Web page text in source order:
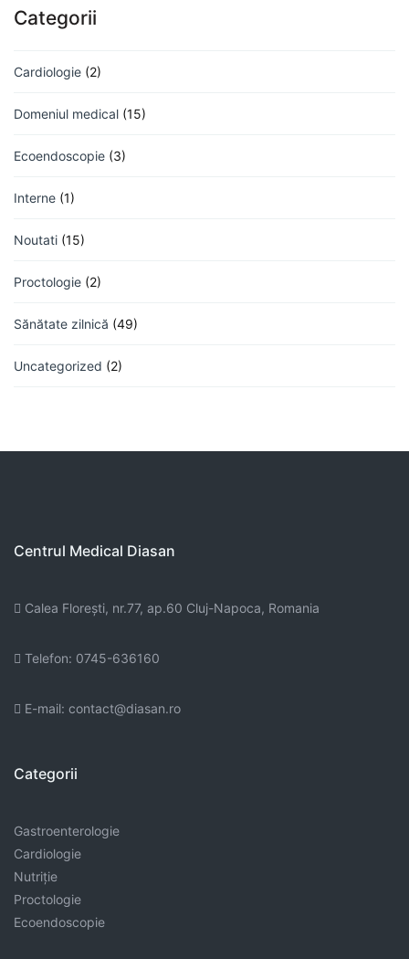
Categorii
Cardiologie (2)
Domeniul medical (15)
Ecoendoscopie (3)
Interne (1)
Noutati (15)
Proctologie (2)
Sănătate zilnică (49)
Uncategorized (2)
Centrul Medical Diasan
Calea Floreşti, nr.77, ap.60 Cluj-Napoca, Romania
Telefon: 0745-636160
E-mail: contact@diasan.ro
Categorii
Gastroenterologie
Cardiologie
Nutriție
Proctologie
Ecoendoscopie